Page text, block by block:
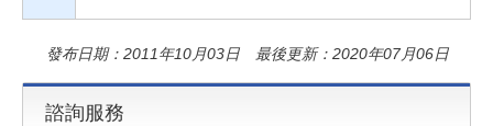
發布日期：2011年10月03日 最後更新：2020年07月06日
諮詢服務